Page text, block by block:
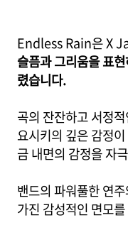
Endless Rain은 X
슬픔과 그리움을 표
렸습니다.
곡의 잔잔하고 서정
요시키의 깊은 감정
금 내면의 감정을 자
밴드의 파워풀한 연
가진 감성적인 면모